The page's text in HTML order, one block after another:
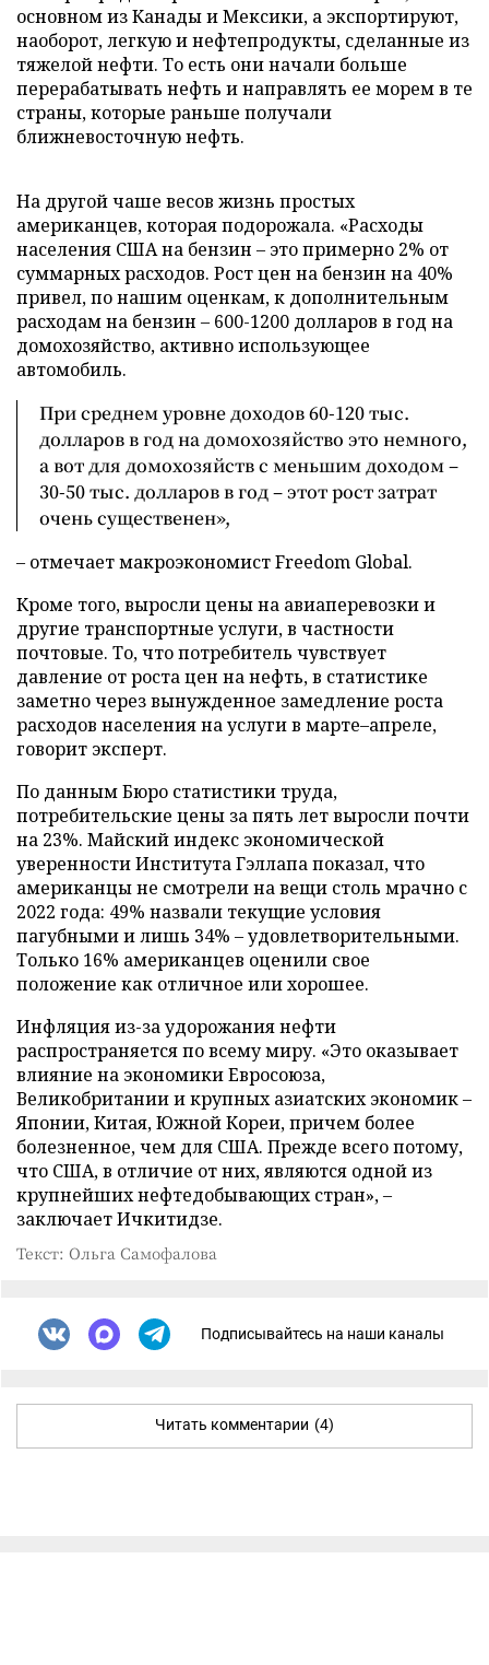
основном из Канады и Мексики, а экспортируют,
наоборот, легкую и нефтепродукты, сделанные из
тяжелой нефти. То есть они начали больше
перерабатывать нефть и направлять ее морем в те
страны, которые раньше получали
ближневосточную нефть.
На другой чаше весов жизнь простых
американцев, которая подорожала. «Расходы
населения США на бензин – это примерно 2% от
суммарных расходов. Рост цен на бензин на 40%
привел, по нашим оценкам, к дополнительным
расходам на бензин – 600-1200 долларов в год на
домохозяйство, активно использующее
автомобиль.
При среднем уровне доходов 60-120 тыс.
долларов в год на домохозяйство это немного,
а вот для домохозяйств с меньшим доходом –
30-50 тыс. долларов в год – этот рост затрат
очень существенен»,
– отмечает макроэкономист Freedom Global.
Кроме того, выросли цены на авиаперевозки и
другие транспортные услуги, в частности
почтовые. То, что потребитель чувствует
давление от роста цен на нефть, в статистике
заметно через вынужденное замедление роста
расходов населения на услуги в марте–апреле,
говорит эксперт.
По данным Бюро статистики труда,
потребительские цены за пять лет выросли почти
на 23%. Майский индекс экономической
уверенности Института Гэллапа показал, что
американцы не смотрели на вещи столь мрачно с
2022 года: 49% назвали текущие условия
пагубными и лишь 34% – удовлетворительными.
Только 16% американцев оценили свое
положение как отличное или хорошее.
Инфляция из-за удорожания нефти
распространяется по всему миру. «Это оказывает
влияние на экономики Евросоюза,
Великобритании и крупных азиатских экономик –
Японии, Китая, Южной Кореи, причем более
болезненное, чем для США. Прежде всего потому,
что США, в отличие от них, являются одной из
крупнейших нефтедобывающих стран», –
заключает Ичкитидзе.
Текст: Ольга Самофалова
Подписывайтесь на наши каналы
Читать комментарии (4)